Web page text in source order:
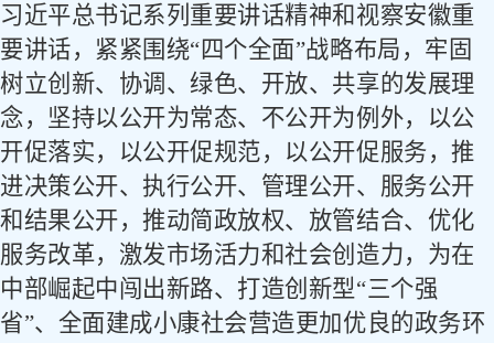
习近平总书记系列重要讲话精神和视察安徽重
要讲话，紧紧围绕“四个全面”战略布局，牢固
树立创新、协调、绿色、开放、共享的发展理
念，坚持以公开为常态、不公开为例外，以公
开促落实，以公开促规范，以公开促服务，推
进决策公开、执行公开、管理公开、服务公开
和结果公开，推动简政放权、放管结合、优化
服务改革，激发市场活力和社会创造力，为在
中部崛起中闯出新路、打造创新型“三个强
省”、全面建成小康社会营造更加优良的政务环